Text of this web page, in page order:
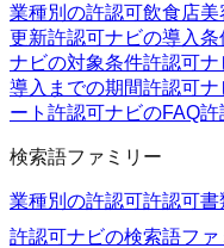
業種別の許認可飲食店美
更新許認可ナビの導入条
ナビの対象条件許認可ナ
導入までの期間許認可ナ
ート 許認可ナビのFAQ許
検索語ファミリー
業種別の許認可許認可書
許認可ナビの検索語ファ